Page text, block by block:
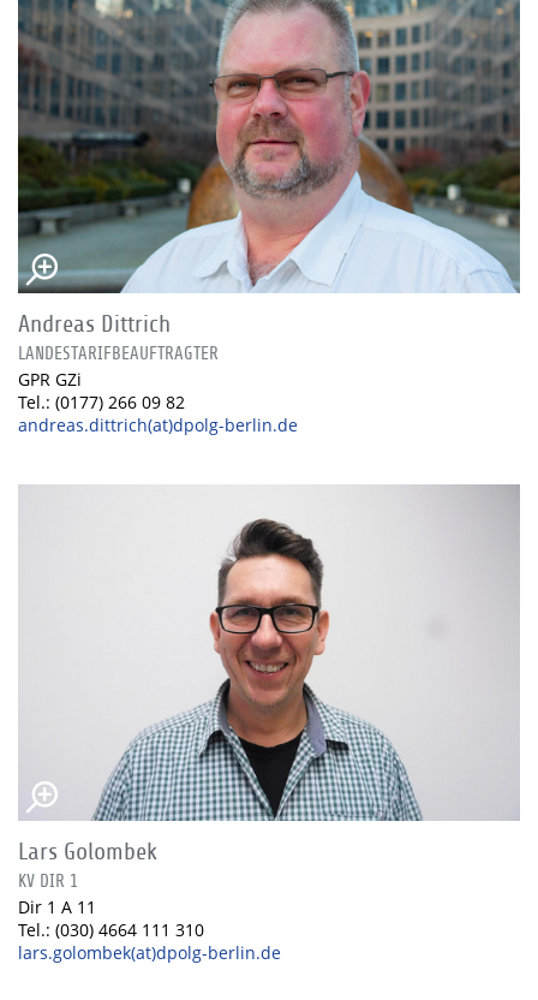
Andreas Dittrich
LANDESTARIFBEAUFTRAGTER
GPR GZi
Tel.: (0177) 266 09 82
andreas.dittrich(at)dpolg-berlin.de
Lars Golombek
KV DIR 1
Dir 1 A 11
Tel.: (030) 4664 111 310
lars.golombek(at)dpolg-berlin.de